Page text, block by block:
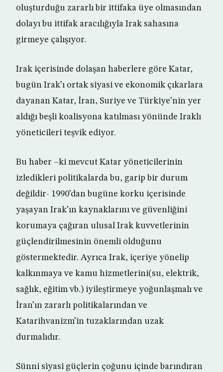
oluşturduğu zararlı bir ittifaka üye olmasından
dolayı bu ittifak aracılığıyla Irak sahasına
girmeye çalışıyor.
Irak içerisinde dolaşan haberlere göre Katar,
bugün Irak’ı ortak siyasi ve ekonomik çıkarlara
dayanan Katar, İran, Suriye ve Türkiye’nin yer
aldığı beşli koalisyona katılması yönünde Iraklı
yöneticileri teşvik ediyor.
Bu haber –ki mevcut Katar yöneticilerinin
izledikleri politikalarda bu, garip bir durum
değildir- 1990’dan bugüne korku içerisinde
yaşayan Irak’ın kaynaklarını ve güvenliğini
korumaya çağıran ulusal Irak kuvvetlerinin
güçlendirilmesinin önemli olduğunu
göstermektedir. Ayrıca Irak, içeriye yönelip
kalkınmaya ve kamu hizmetlerini(su, elektrik,
sağlık, eğitim vb.) iyileştirmeye yoğunlaşmalı ve
İran’ın zararlı politikalarından ve
Katarihvanizm’in tuzaklarından uzak
durmalıdır.
Sünni siyasi güçlerin çoğunu içinde barındıran